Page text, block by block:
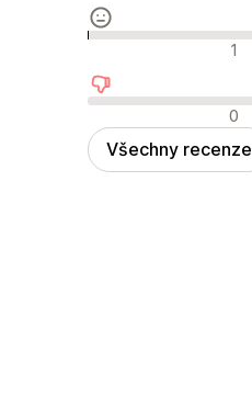
Neutrální recenze 1
Negativní recenze0
Všechny recenze